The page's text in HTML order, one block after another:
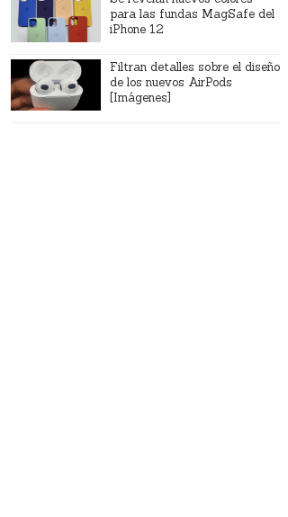
para las fundas MagSafe del
iPhone 12
Filtran detalles sobre el diseño
de los nuevos AirPods
[Imágenes]